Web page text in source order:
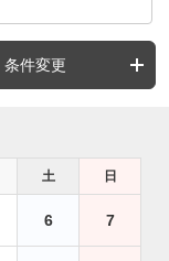
条件変更
土 日
6 7